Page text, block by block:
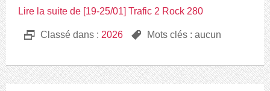
Lire la suite de [19-25/01] Trafic 2 Rock 280
D Classé dans : 2026 , Mots clés : aucun